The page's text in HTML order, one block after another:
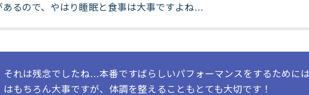
あるので、やはり睡眠と食事は大事ですよね…
それは残念でしたね…本番ですばらしいパフォーマンスをするために
はもちろん大事ですが、体調を整えることもとても大切です！